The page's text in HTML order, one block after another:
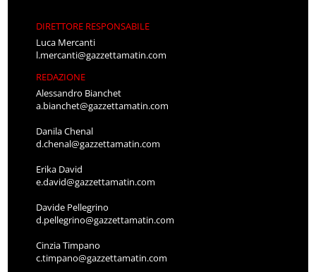
DIRETTORE RESPONSABILE
Luca Mercanti
l.mercanti@gazzettamatin.com
REDAZIONE
Alessandro Bianchet
a.bianchet@gazzettamatin.com
Danila Chenal
d.chenal@gazzettamatin.com
Erika David
e.david@gazzettamatin.com
Davide Pellegrino
d.pellegrino@gazzettamatin.com
Cinzia Timpano
c.timpano@gazzettamatin.com